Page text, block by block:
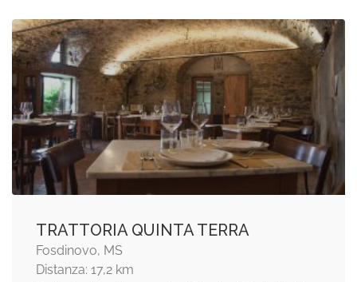
TRATTORIA QUINTA TERRA
Fosdinovo, MS
Distanza: 17,2 km